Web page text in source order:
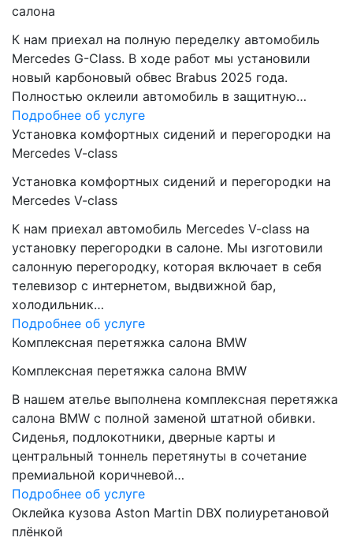
салона
К нам приехал на полную переделку автомобиль
Mercedes G-Class. В ходе работ мы установили
новый карбоновый обвес Brabus 2025 года.
Полностью оклеили автомобиль в защитную…
Подробнее об услуге
Установка комфортных сидений и перегородки на
Mercedes V-class
Установка комфортных сидений и перегородки на
Mercedes V-class
К нам приехал автомобиль Mercedes V-class на
установку перегородки в салоне. Мы изготовили
салонную перегородку, которая включает в себя
телевизор с интернетом, выдвижной бар,
холодильник…
Подробнее об услуге
Комплексная перетяжка салона BMW
Комплексная перетяжка салона BMW
В нашем ателье выполнена комплексная перетяжка
салона BMW с полной заменой штатной обивки.
Сиденья, подлокотники, дверные карты и
центральный тоннель перетянуты в сочетание
премиальной коричневой…
Подробнее об услуге
Оклейка кузова Aston Martin DBX полиуретановой
плёнкой